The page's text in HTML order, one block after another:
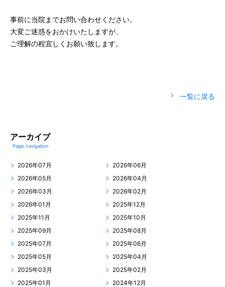
事前に当院までお問い合わせください。
大変ご迷惑をおかけいたしますが、
ご理解の程宜しくお願い致します。
一覧に戻る
アーカイブ
Page navigation
2026年07月
2026年06月
2026年05月
2026年04月
2026年03月
2026年02月
2026年01月
2025年12月
2025年11月
2025年10月
2025年09月
2025年08月
2025年07月
2025年06月
2025年05月
2025年04月
2025年03月
2025年02月
2025年01月
2024年12月